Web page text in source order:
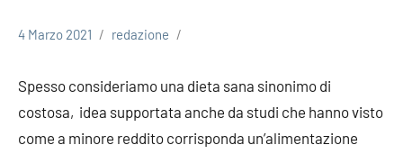
4 Marzo 2021 redazione
Spesso consideriamo una dieta sana sinonimo di
costosa, idea supportata anche da studi che hanno visto
come a minore reddito corrisponda un’alimentazione